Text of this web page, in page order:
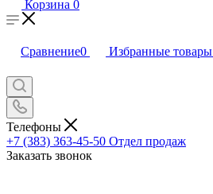
Корзина 0
Сравнение0 Избранные товары
Телефоны
+7 (383) 363-45-50 Отдел продаж
Заказать звонок